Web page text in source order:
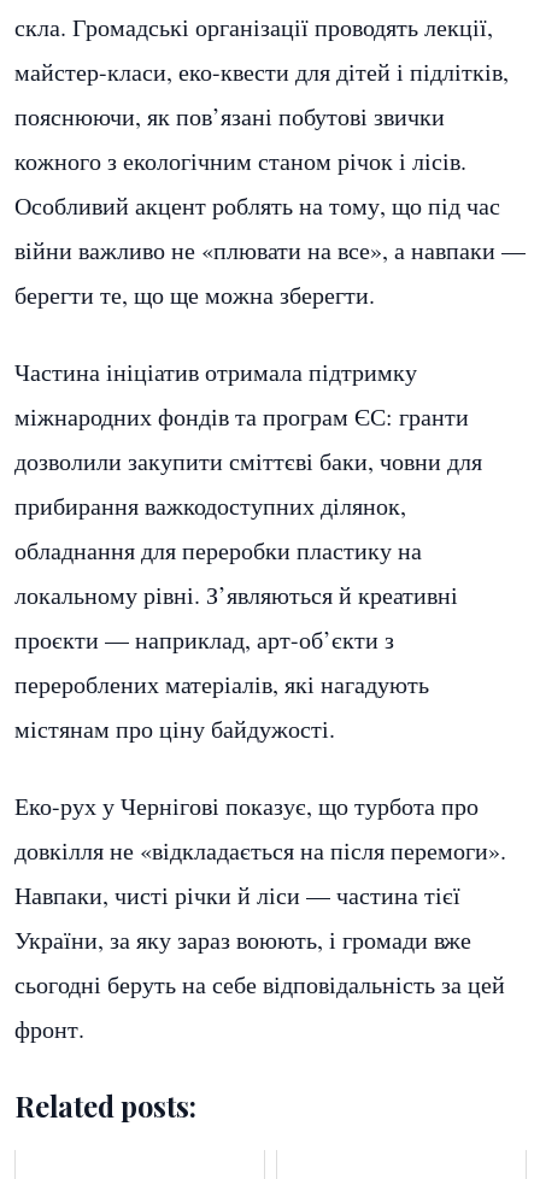
скла. Громадські організації проводять лекції,
майстер-класи, еко-квести для дітей і підлітків,
пояснюючи, як пов’язані побутові звички
кожного з екологічним станом річок і лісів.
Особливий акцент роблять на тому, що під час
війни важливо не «плювати на все», а навпаки —
берегти те, що ще можна зберегти.
Частина ініціатив отримала підтримку
міжнародних фондів та програм ЄС: гранти
дозволили закупити сміттєві баки, човни для
прибирання важкодоступних ділянок,
обладнання для переробки пластику на
локальному рівні. З’являються й креативні
проєкти — наприклад, арт-об’єкти з
перероблених матеріалів, які нагадують
містянам про ціну байдужості.
Еко-рух у Чернігові показує, що турбота про
довкілля не «відкладається на після перемоги».
Навпаки, чисті річки й ліси — частина тієї
України, за яку зараз воюють, і громади вже
сьогодні беруть на себе відповідальність за цей
фронт.
Related posts: